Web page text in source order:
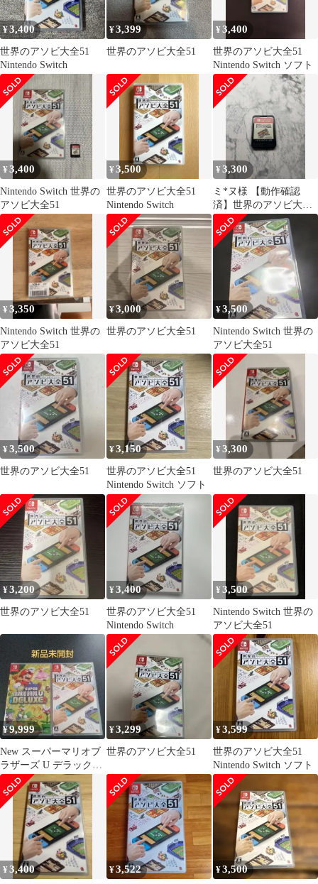
¥3,400
世界のアソビ大全51
Nintendo Switch
¥3,399
世界のアソビ大全51
¥3,400
世界のアソビ大全51
Nintendo Switch ソフト
¥3,400
Nintendo Switch 世界の
アソビ大全51
¥3,500
世界のアソビ大全51
Nintendo Switch
¥3,300
ミ*ヌ様 【動作確認
済】世界のアソビ大全
51 Nintendo Switch ソ
¥3,350
Nintendo Switch 世界の
アソビ大全51
¥3,000
世界のアソビ大全51
¥3,500
Nintendo Switch 世界の
アソビ大全51
¥3,500
世界のアソビ大全51
¥3,150
世界のアソビ大全51
Nintendo Switch ソフト
¥3,300
世界のアソビ大全51
¥3,200
世界のアソビ大全51
¥3,400
世界のアソビ大全51
Nintendo Switch
¥3,500
Nintendo Switch 世界の
アソビ大全51
¥9,999
New スーパーマリオブ
ラザーズ U デラックス
+ 世界のアソビ大全51
¥3,299
世界のアソビ大全51
¥3,599
世界のアソビ大全51
Nintendo Switch ソフト
¥3,400 ¥3,522 ¥3,500